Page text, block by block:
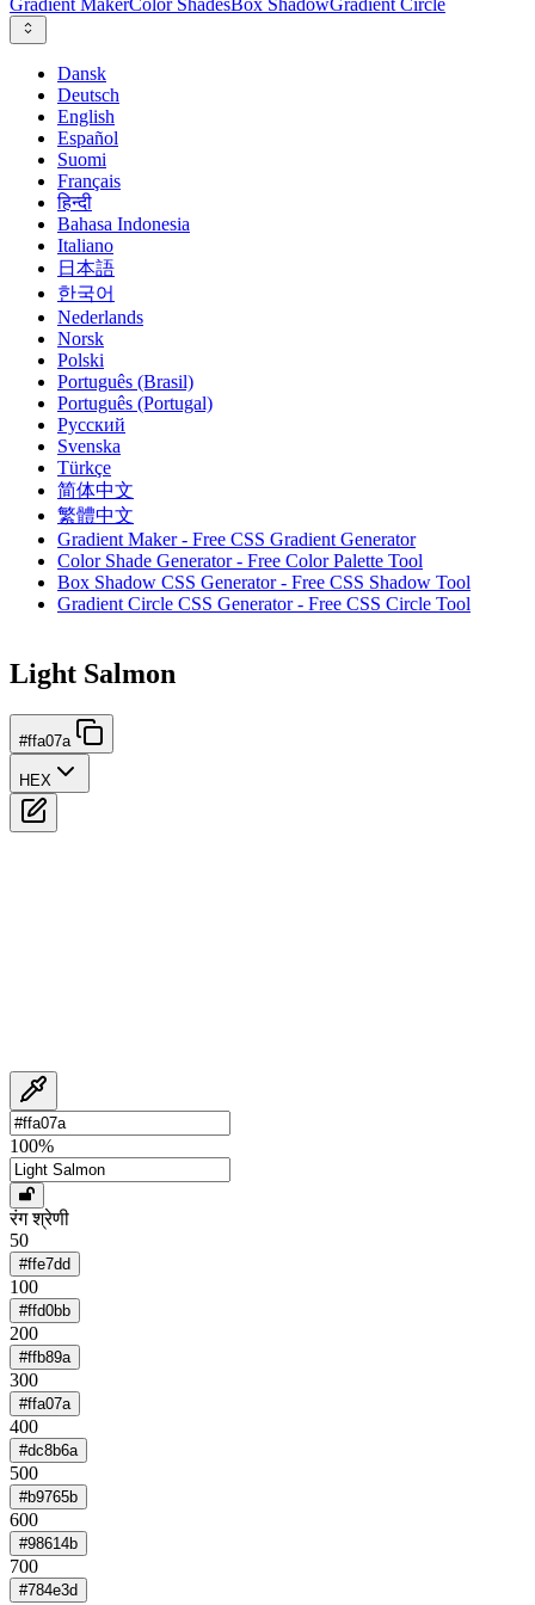
Gradient MakerColor ShadesBox ShadowGradient Circle
Dansk
Deutsch
English
Español
Suomi
Français
हिन्दी
Bahasa Indonesia
Italiano
日本語
한국어
Nederlands
Norsk
Polski
Português (Brasil)
Português (Portugal)
Русский
Svenska
Türkçe
简体中文
繁體中文
Gradient Maker - Free CSS Gradient Generator
Color Shade Generator - Free Color Palette Tool
Box Shadow CSS Generator - Free CSS Shadow Tool
Gradient Circle CSS Generator - Free CSS Circle Tool
Light Salmon
#ffa07a
HEX
100%
रंग श्रेणी
50
#ffe7dd
100
#ffd0bb
200
#ffb89a
300
#ffa07a
400
#dc8b6a
500
#b9765b
600
#98614b
700
#784e3d